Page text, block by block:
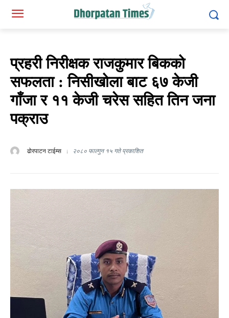
प्रहरी निरीक्षक राजकुमार बिकको
सफलता : निसीखोला बाट ६७ केजी
गाँजा र ११ केजी चरेस सहित तिन जना
पक्राउ
ढोरपाटन टाईम्स २०८० फाल्गुन १५ गते प्रकाशित